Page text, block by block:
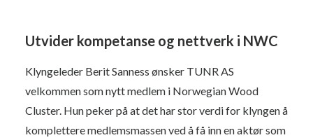
Utvider kompetanse og nettverk i NWC
Klyngeleder Berit Sanness ønsker TUNR AS
velkommen som nytt medlem i Norwegian Wood
Cluster. Hun peker på at det har stor verdi for klyngen å
komplettere medlemsmassen ved å få inn en aktør som